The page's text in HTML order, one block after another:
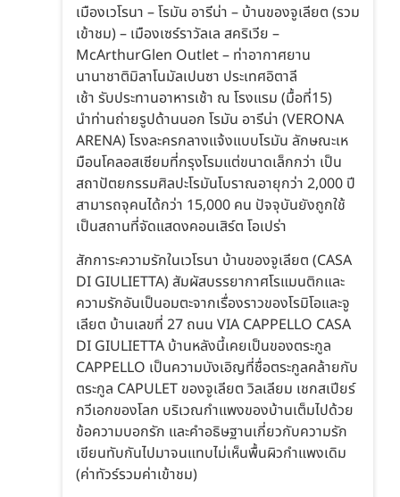
เมืองเวโรนา – โรมัน อารีน่า – บ้านของจูเลียต (รวม
เข้าชม) – เมืองเซร์ราวัลเล สคริเวีย –
McArthurGlen Outlet – ท่าอากาศยาน
นานาชาติมิลาโนมัลเปนซา ประเทศอิตาลี
เช้า รับประทานอาหารเช้า ณ โรงแรม (มื้อที่15)
นำท่านถ่ายรูปด้านนอก โรมัน อารีน่า (VERONA
ARENA) โรงละครกลางแจ้งแบบโรมัน ลักษณะเห
มือนโคลอสเซียมที่กรุงโรมแต่ขนาดเล็กกว่า เป็น
สถาปัตยกรรมศิลปะโรมันโบราณอายุกว่า 2,000 ปี
สามารถจุคนได้กว่า 15,000 คน ปัจจุบันยังถูกใช้
เป็นสถานที่จัดแสดงคอนเสิร์ต โอเปร่า
สักการะความรักในเวโรนา บ้านของจูเลียต (CASA
DI GIULIETTA) สัมผัสบรรยากาศโรแมนติกและ
ความรักอันเป็นอมตะจากเรื่องราวของโรมิโอและจู
เลียต บ้านเลขที่ 27 ถนน VIA CAPPELLO CASA
DI GIULIETTA บ้านหลังนี้เคยเป็นของตระกูล
CAPPELLO เป็นความบังเอิญที่ชื่อตระกูลคล้ายกับ
ตระกูล CAPULET ของจูเลียต วิลเลียม เชกสเปียร์
กวีเอกของโลก บริเวณกำแพงของบ้านเต็มไปด้วย
ข้อความบอกรัก และคำอธิษฐานเกี่ยวกับความรัก
เขียนทับกันไปมาจนแทบไม่เห็นพื้นผิวกำแพงเดิม
(ค่าทัวร์รวมค่าเข้าชม)